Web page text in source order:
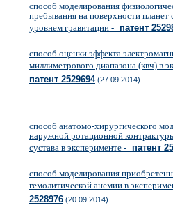
способ моделирования
пребывания на поверхности
уровнем гравитации - патент
способ оценки эффекта
миллиметрового диапазона (квч) в
патент 2529694(27.09.2014)
способ анатомо-хирургического
наружной ротационной
сустава в эксперименте - патент
способ моделирования
гемолитической анемии в
2528976 (20.09.2014)